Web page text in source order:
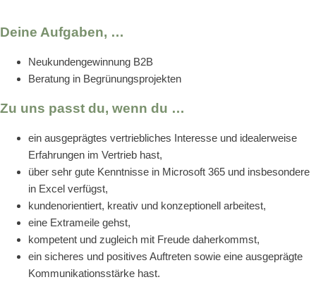
Deine Aufgaben, …
Neukundengewinnung B2B
Beratung in Begrünungsprojekten
Zu uns passt du, wenn du …
ein ausgeprägtes vertriebliches Interesse und idealerweise
Erfahrungen im Vertrieb hast,
über sehr gute Kenntnisse in Microsoft 365 und insbesondere
in Excel verfügst,
kundenorientiert, kreativ und konzeptionell arbeitest,
eine Extrameile gehst,
kompetent und zugleich mit Freude daherkommst,
ein sicheres und positives Auftreten sowie eine ausgeprägte
Kommunikationsstärke hast.